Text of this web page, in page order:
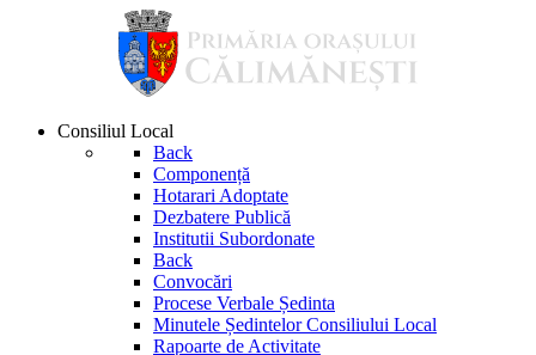
Consiliul Local
Back
Componență
Hotarari Adoptate
Dezbatere Publică
Institutii Subordonate
Back
Convocări
Procese Verbale Ședinta
Minutele Ședintelor Consiliului Local
Rapoarte de Activitate